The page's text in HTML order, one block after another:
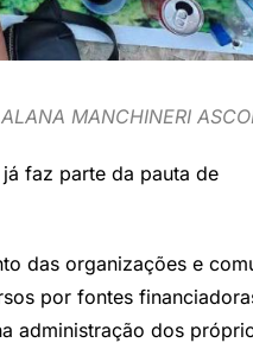
MANCHINERI
faz parte da pauta de
das organizações e
por fontes
administração dos